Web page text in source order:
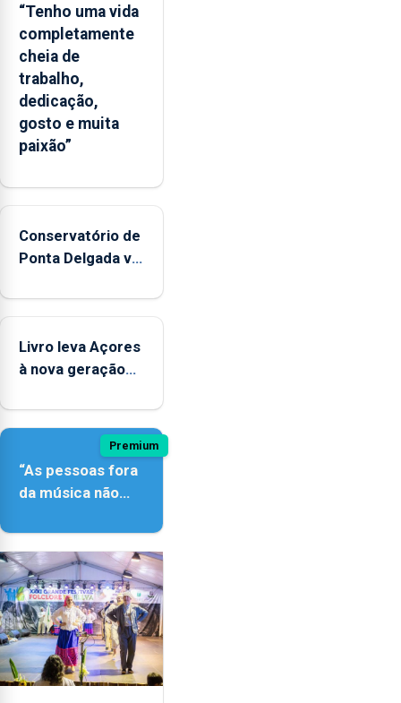
“Tenho uma vida
completamente
cheia de
trabalho,
dedicação,
gosto e muita
paixão”
Conservatório de
Ponta Delgada vai
novos
Livro leva Açores
à nova geração
Premium
“As pessoas fora
da música não
quão difícil é
produzir uma
música”